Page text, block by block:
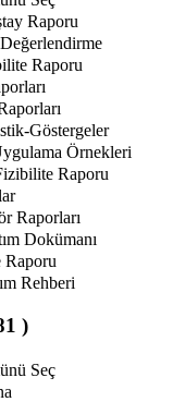
Raporu
Raporu
Göstergeler
Örnekleri
Raporu
Raporları
Dokümanı
Raporu
Rehberi
)
Seç